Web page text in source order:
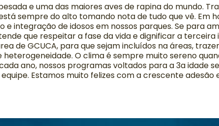
e uma das maiores aves de rapina do mundo.
sempre do alto tomando nota de tudo que vê. Em
e integração de idosos em nossos parques. Se para
que respeitar a fase da vida e dignificar a
de GCUCA, para que sejam incluídos na áreas,
O clima é sempre muito sereno
ano, nossos programas voltados para a 3a idade
Estamos muito felizes com a crescente adesão